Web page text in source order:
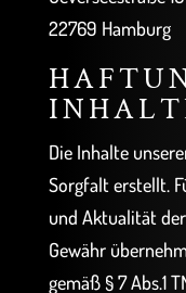
22769 Hamburg
Die Inhalte
Sorgfalt erstellt.
und Aktualität
Gewähr
gemäß § 7 Abs.1